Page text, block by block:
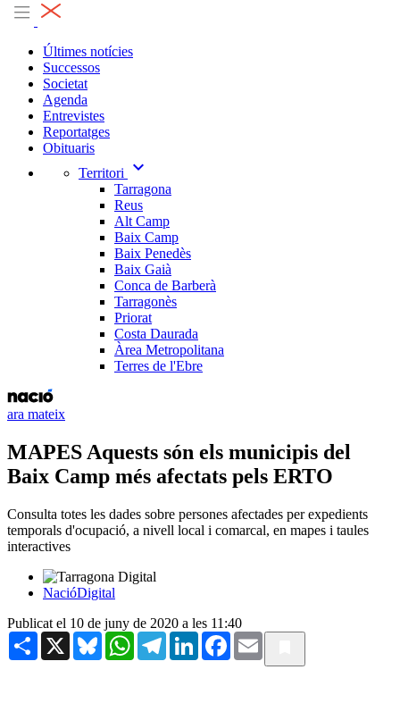
Últimes notícies
Successos
Societat
Agenda
Entrevistes
Reportatges
Obituaris
Territori
expand_more
Tarragona
Reus
Alt Camp
Baix Camp
Baix Penedès
Baix Gaià
Conca de Barberà
Tarragonès
Priorat
Costa Daurada
Àrea Metropolitana
Terres de l'Ebre
ara mateix
MAPES Aquests són els municipis del
Baix Camp més afectats pels ERTO
Consulta totes les dades sobre persones afectades per expedients
temporals d'ocupació, a nivell local i comarcal, en mapes i taules
interactives
NacióDigital
Publicat el 10 de juny de 2020 a les 11:40
Share X BlueskyWhatsAppTelegramLinkedInFacebook
Email